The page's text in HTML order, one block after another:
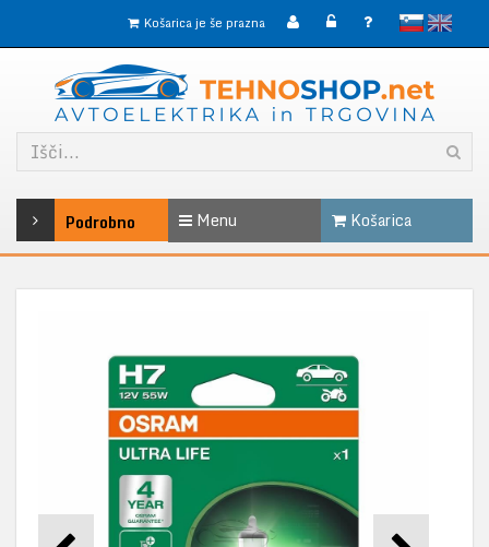
slovenskoEnglish
Košarica je še prazna
Podrobno Menu Košarica